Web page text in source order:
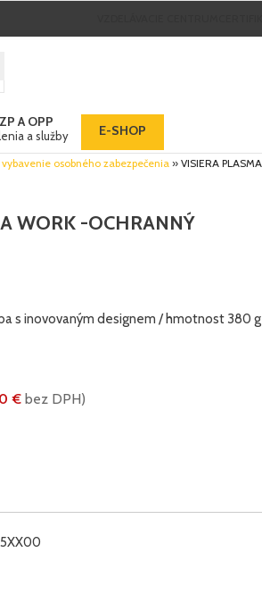
A OPP
a služby E-SHOP
vybavenie osobného zabezpečenia » VISIERA
WORK -OCHRANNÝ
s inovovaným designem / hmotnost 380
€ bez DPH)